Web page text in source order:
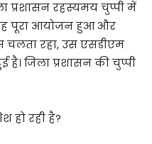
प्रशासन रहस्यमय चुप्पी में
पूरा आयोजन हुआ और
चलता रहा, उस एसडीएम
है। जिला प्रशासन की चुप्पी
हो रही है?